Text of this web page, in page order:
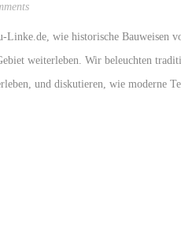
Linke.de, wie historische Bauweisen
weiterleben. Wir beleuchten
und diskutieren, wie moderne